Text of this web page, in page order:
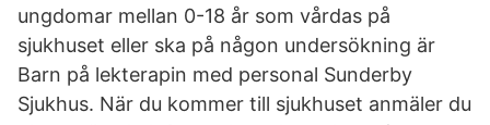
ungdomar mellan 0-18 år som vårdas på
sjukhuset eller ska på någon undersökning är
Barn på lekterapin med personal Sunderby
Sjukhus. När du kommer till sjukhuset anmäler du